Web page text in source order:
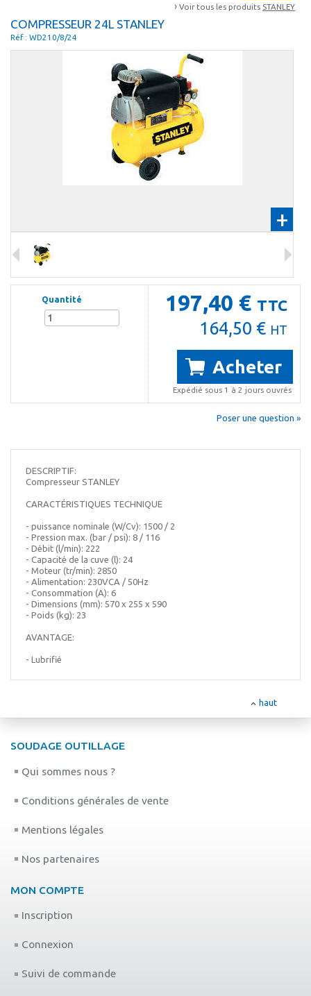
› Voir tous les produits STANLEY
COMPRESSEUR 24L STANLEY
Réf : WD210/8/24
+
197,40 € TTC
164,50 € HT
Acheter
Expédié sous 1 à 2 jours ouvrés
Quantité
Poser une question »
DESCRIPTIF:
Compresseur STANLEY
CARACTÉRISTIQUES TECHNIQUE
- puissance nominale (W/Cv): 1500 / 2
- Pression max. (bar / psi): 8 / 116
- Débit (l/min): 222
- Capacité de la cuve (l): 24
- Moteur (tr/min): 2850
- Alimentation: 230VCA / 50Hz
- Consommation (A): 6
- Dimensions (mm): 570 x 255 x 590
- Poids (kg): 23
AVANTAGE:
- Lubrifié
haut
SOUDAGE OUTILLAGE
Qui sommes nous ?
Conditions générales de vente
Mentions légales
Nos partenaires
MON COMPTE
Inscription
Connexion
Suivi de commande